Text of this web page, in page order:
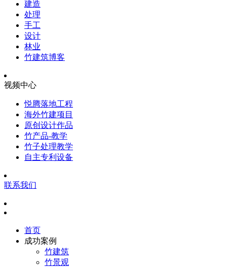
建造
处理
手工
设计
林业
竹建筑博客
视频中心
悦腾落地工程
海外竹建项目
原创设计作品
竹产品-教学
竹子处理教学
自主专利设备
联系我们
首页
成功案例
竹建筑
竹景观